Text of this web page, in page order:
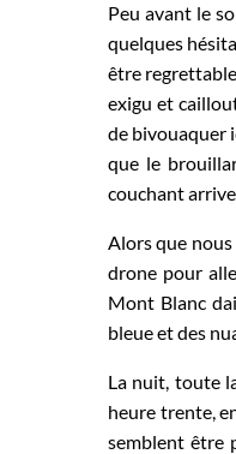
Peu avant le
quelques
être
exigu et
de bivouaquer
que le
couchant
Alors que nous
drone pour
Mont Blanc
bleue et des
La nuit, toute
heure trente,
semblent être